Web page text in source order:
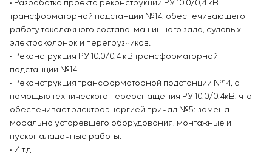
• Разработка проекта реконструкции РУ 10,0/0,4 кВ
трансформаторной подстанции №14, обеспечивающего
работу такелажного состава, машинного зала, судовых
электроколонок и перегрузчиков.
• Реконструкция РУ 10,0/0,4 кВ трансформаторной
подстанции №14.
• Реконструкция трансформаторной подстанции №14, с
помощью технического переоснащения РУ 10,0/0,4кВ, что
обеспечивает электроэнергией причал №5: замена
морально устаревшего оборудования, монтажные и
пусконаладочные работы.
• И т.д.